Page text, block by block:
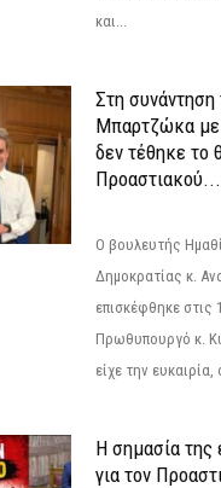
και...
Στη
Μπαρτζώκα
δεν τέθηκε το
Προαστιακού...
Ο βουλευτής
Δημοκρατίας κ.
επισκέφθηκε στις
Πρωθυπουργό κ.
είχε την
Η σημασία της
για τον